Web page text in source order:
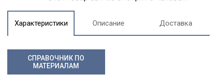
Характеристики Описание Доставка
СПРАВОЧНИК ПО
МАТЕРИАЛАМ